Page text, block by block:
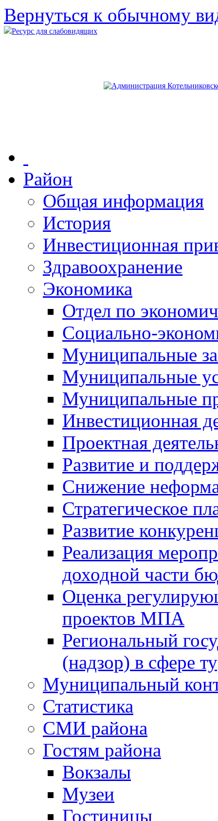
Вернуться к обычному
Ресурс для слабовидящих
Район
Общая информация
История
Инвестиционная
Здравоохранение
Экономика
Отдел по
Социально-
Муниципальные
Муниципальные
Муниципальные
Инвестиционная
Проектная
Развитие и
Снижение
Стратегическое
Развитие
Реализация
доходной части
Оценка
проектов МПА
Региональный
(надзор) в сфере
Муниципальный
Статистика
СМИ района
Гостям района
Вокзалы
Музеи
Гостиницы